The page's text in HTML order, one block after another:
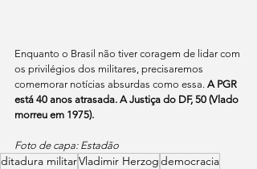
Enquanto o Brasil não tiver coragem de lidar com
os privilégios dos militares, precisaremos
comemorar notícias absurdas como essa. A PGR
está 40 anos atrasada. A Justiça do DF, 50 (Vlado
morreu em 1975).
Foto de capa: Estadão
ditadura militarVladimir Herzogdemocracia